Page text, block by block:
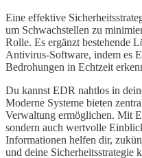
Eine effektive
um Schwachstellen zu
Rolle. Es ergänzt bestehende
Antivirus-Software, indem es
Bedrohungen in Echtzeit
Du kannst EDR nahtlos in
Moderne Systeme bieten
Verwaltung ermöglichen. Mit
sondern auch wertvolle
Informationen helfen dir,
und deine Sicherheitsstrategie